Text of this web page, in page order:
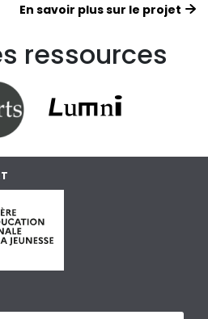
En savoir plus sur le projet
ressources